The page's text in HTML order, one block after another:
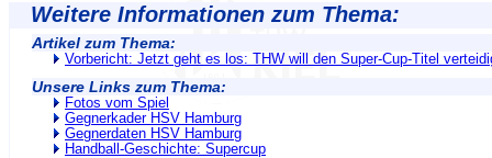
Weitere Informationen zum Thema:
Artikel zum Thema:
Vorbericht: Jetzt geht es los: THW will den Super-Cup-Titel
Unsere Links zum Thema:
Fotos vom Spiel
Gegnerkader HSV Hamburg
Gegnerdaten HSV Hamburg
Handball-Geschichte: Supercup